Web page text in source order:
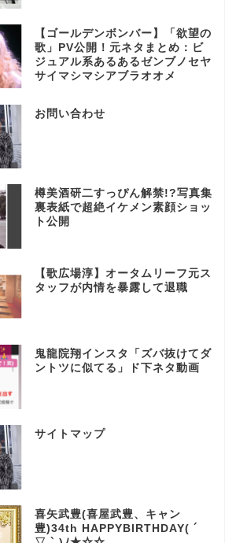
【ゴールデンボンバー】「欲望の
歌」PV公開！元ネタまとめ：ビ
ジュアル系あるあるゼンブノセヤ
サイマシマシアブラオオメ
お問い合わせ
樽美酒研二すっぴん解禁!?写真集
裏表紙で超絶イケメン素顔ショッ
ト公開
【歌広場淳】オータムリーフ元ス
タッフが内情を暴露して退職
鬼龍院翔インスタ「ズバ抜けてダ
ントツに似てる」ド下ネタ動画
サイトマップ
喜矢武豊(喜屋武豊、キャン
豊)34th HAPPYBIRTHDAY( ´